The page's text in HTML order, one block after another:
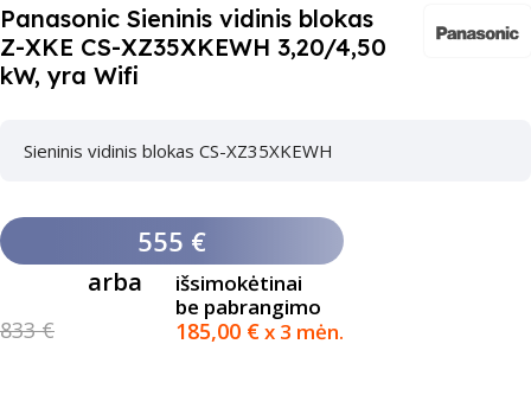
Panasonic Sieninis vidinis blokas
Z-XKE CS-XZ35XKEWH 3,20/4,50
kW, yra Wifi
Sieninis vidinis blokas CS-XZ35XKEWH
555 €
833 €
arba
išsimokėtinai
be pabrangimo
185,00 €x 3 mėn.